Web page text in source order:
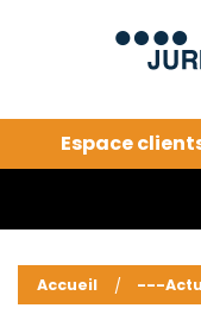
Espace
Accueil ---